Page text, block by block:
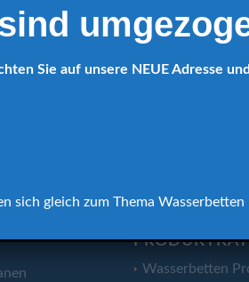
Wasserbetten
Sie auf unsere NEUE Adresse
sich gleich zum Thema Wasserbetten